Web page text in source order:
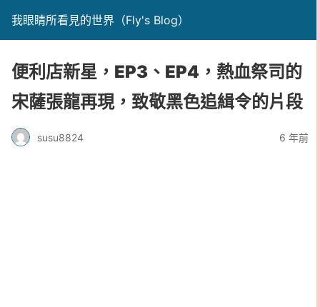
我眼睛所看見的世界（Fly's Blog）
便利店新星，EP3、EP4，熱血祭司的
宋薩張龍再現，致敬黑色追緝令的片段
susu8824 6 年前